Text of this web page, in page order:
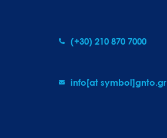
(+30) 210 870 7000
info[at symbol]gnto.gr